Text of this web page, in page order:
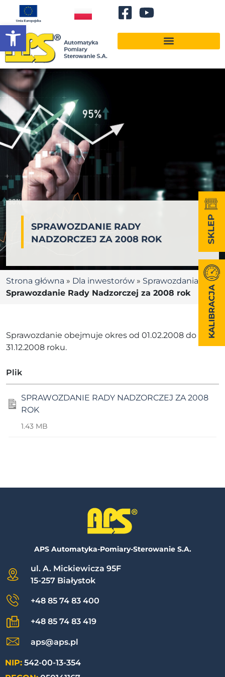
Otwórz pasek narzędzi
SPRAWOZDANIE RADY
NADZORCZEJ ZA 2008 ROK
Strona główna » Dla inwestorów » Sprawozdania RN»
Sprawozdanie Rady Nadzorczej za 2008 rok
Sprawozdanie obejmuje okres od 01.02.2008 do
31.12.2008 roku.
Plik
SPRAWOZDANIE RADY NADZORCZEJ ZA 2008
ROK
1.43 MB
APS Automatyka-Pomiary-Sterowanie S.A.
ul. A. Mickiewicza 95F
15-257 Białystok
+48 85 74 83 400
+48 85 74 83 419
aps@aps.pl
NIP: 542-00-13-354
KALIBRACJA